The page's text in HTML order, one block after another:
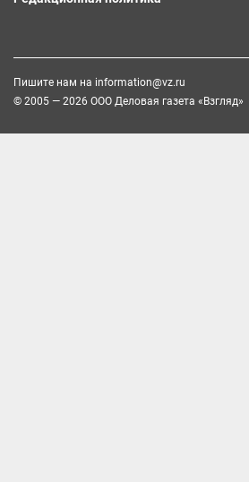
Пишите нам на information@vz.ru
© 2005 — 2026 ООО Деловая газета «Взгляд»